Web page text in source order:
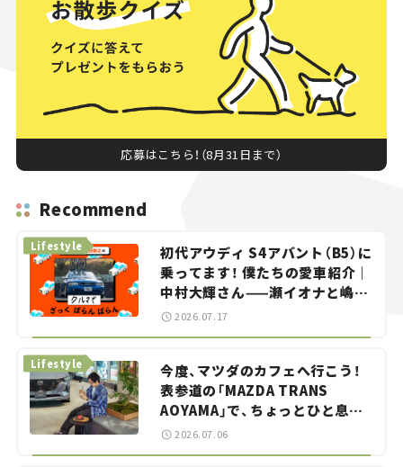
応募はこちら！（8月31日まで）
Recommend
初代アウディ S4アバント（B5）に
乗ってます！ 僕たちの愛車紹介｜
中村大輝さん——瀬イオナと嶋田
智之の「クルマでざっくばらんば
らん！」＃20
Lifestyle
2026.07.17
今度、マツダのカフェへ行こう！
表参道の「MAZDA TRANS
AOYAMA」で、ちょっとひと息。
——連載｜CCGとクルマでどうす
Lifestyle
2026.07.06